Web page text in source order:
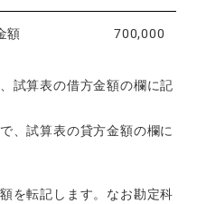
額 700,000
試算表の借方金額の欄に記
、試算表の貸方金額の欄に
を転記します。なお勘定科